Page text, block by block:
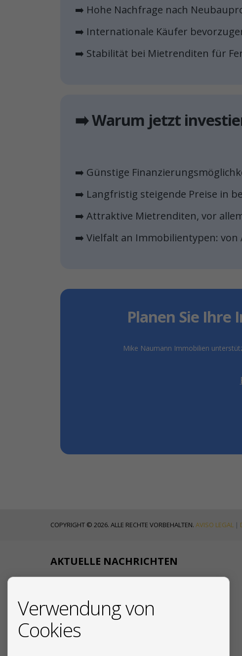
➡️ Hohe Nachfrage nach
➡️ Internationale Käufer
➡️ Stabilität bei Mietrenditen für
➡️ Warum jetzt
➡️ Günstige
➡️ Langfristig steigende Preise in
➡️ Attraktive Mietrenditen, vor
➡️ Vielfalt an Immobilientypen: von
Planen Sie Ihre
Mike Naumann Immobilien
COPYRIGHT © 2026. ALLE RECHTE VORBEHALTEN. AVISO LEGAL |
AKTUELLE NACHRICHTEN
19/12/2025
Verwendung von
Cookies